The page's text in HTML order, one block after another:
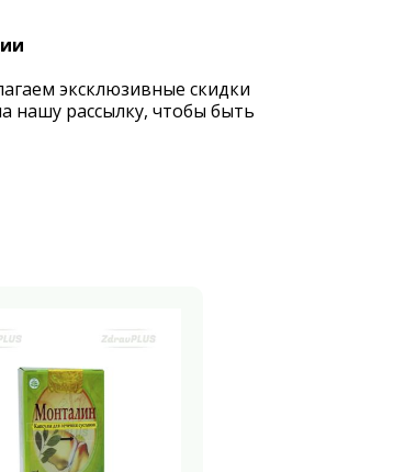
эксклюзивные скидки
нашу рассылку, чтобы быть